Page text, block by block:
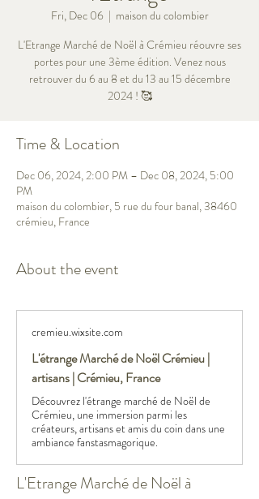
Fri, Dec 06
  |
maison du colombier
L'Etrange Marché de Noël à Crémieu réouvre ses
portes pour une 3ème édition. Venez nous
retrouver du 6 au 8 et du 13 au 15 décembre
2024 ! 🥰
Time & Location
Dec 06, 2024, 2:00 PM – Dec 08, 2024, 5:00
PM
maison du colombier, 5 rue du four banal, 38460
crémieu, France
About the event
cremieu.wixsite.com
L'étrange Marché de Noël Crémieu |
artisans | Crémieu, France
Découvrez l'étrange marché de Noël de
Crémieu, une immersion parmi les
créateurs, artisans et amis du coin dans une
ambiance fanstasmagorique.
L'Etrange Marché de Noël à